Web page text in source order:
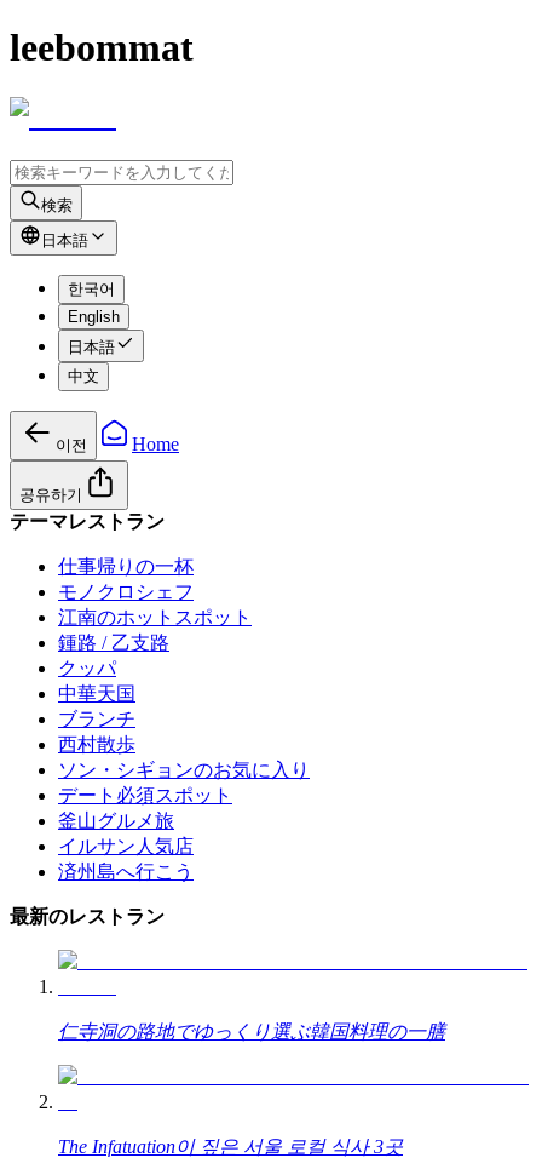
leebommat
検索
日本語
한국어
English
日本語
中文
이전 Home
공유하기
テーマレストラン
仕事帰りの一杯
モノクロシェフ
江南のホットスポット
鍾路 / 乙支路
クッパ
中華天国
ブランチ
西村散歩
ソン・シギョンのお気に入り
デート必須スポット
釜山グルメ旅
イルサン人気店
済州島へ行こう
最新のレストラン
仁寺洞の路地でゆっくり選ぶ韓国料理の一膳
The Infatuation이 짚은 서울 로컬 식사 3곳